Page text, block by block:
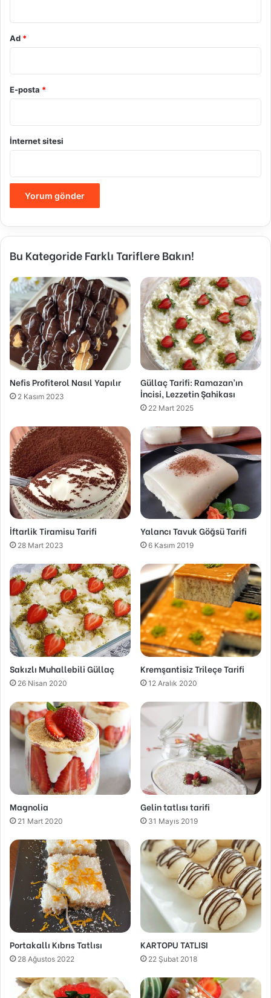
Ad *
E-posta *
İnternet sitesi
Bu Kategoride Farklı Tariflere Bakın!
Nefis Profiterol Nasıl Yapılır
2 Kasım 2023
Güllaç Tarifi: Ramazan’ın
İncisi, Lezzetin Şahikası
22 Mart 2025
İftarlik Tiramisu Tarifi
28 Mart 2023
Yalancı Tavuk Göğsü Tarifi
6 Kasım 2019
Sakızlı Muhallebili Güllaç
26 Nisan 2020
Kremşantisiz Trileçe Tarifi
12 Aralık 2020
Magnolia
21 Mart 2020
Gelin tatlısı tarifi
31 Mayıs 2019
Portakallı Kıbrıs Tatlısı
28 Ağustos 2022
KARTOPU TATLISI
22 Şubat 2018